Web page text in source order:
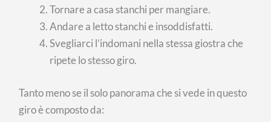
Tornare a casa stanchi per mangiare.
Andare a letto stanchi e insoddisfatti.
Svegliarci l’indomani nella stessa giostra che
ripete lo stesso giro.
Tanto meno se il solo panorama che si vede in questo
giro è composto da: